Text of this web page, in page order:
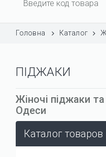
Головна Каталог
ПІДЖАКИ
Жіночі піджаки
Одеси
Каталог товаров